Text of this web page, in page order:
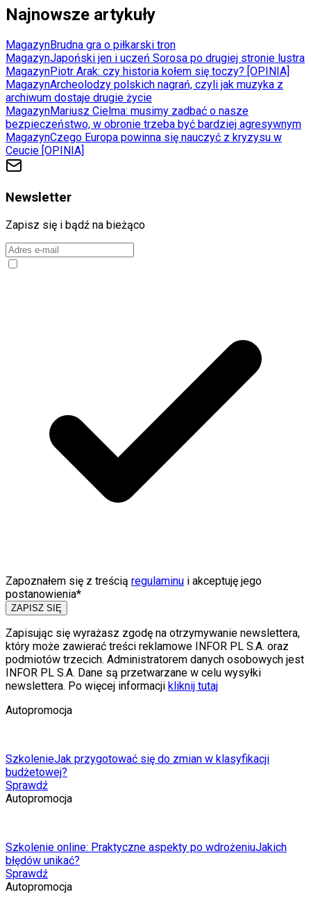
Najnowsze artykuły
MagazynBrudna gra o piłkarski tron
MagazynJapoński jen i uczeń Sorosa po drugiej stronie lustra
MagazynPiotr Arak: czy historia kołem się toczy? [OPINIA]
MagazynArcheolodzy polskich nagrań, czyli jak muzyka z
archiwum dostaje drugie życie
MagazynMariusz Cielma: musimy zadbać o nasze
bezpieczeństwo, w obronie trzeba być bardziej agresywnym
MagazynCzego Europa powinna się nauczyć z kryzysu w
Ceucie [OPINIA]
Newsletter
Zapisz się i bądź na bieżąco
Zapoznałem się z treścią regulaminu i akceptuję jego
postanowienia*
ZAPISZ SIĘ
Zapisując się wyrażasz zgodę na otrzymywanie newslettera,
który może zawierać treści reklamowe INFOR PL S.A. oraz
podmiotów trzecich. Administratorem danych osobowych jest
INFOR PL S.A. Dane są przetwarzane w celu wysyłki
newslettera. Po więcej informacji kliknij tutaj
Autopromocja
SzkolenieJak przygotować się do zmian w klasyfikacji
budżetowej?
Sprawdź
Autopromocja
Szkolenie online: Praktyczne aspekty po wdrożeniuJakich
błędów unikać?
Sprawdź
Autopromocja